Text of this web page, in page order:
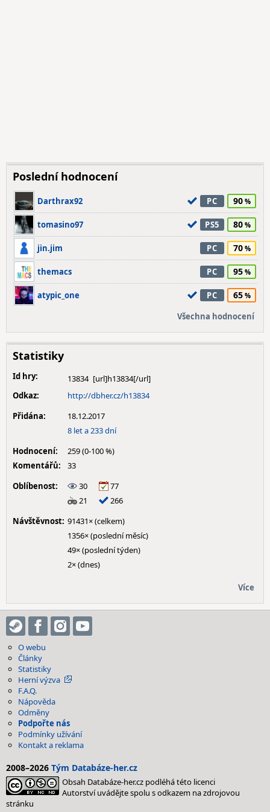
Poslední hodnocení
Darthrax92 PC 90
tomasino97 PS5 80
jin.jim PC 70
themacs PC 95
atypic_one PC 65
Všechna hodnocení
Statistiky
Id hry:
13834
Odkaz:
http://dbher.cz/h13834
Přidána:
18.12.2017
8 let a 233 dní
Hodnocení:
259 (0-100 %)
Komentářů:
33
Oblíbenost:
30
77
21
266
Návštěvnost: 91431× (celkem)
1356× (poslední měsíc)
49× (poslední týden)
2× (dnes)
Více
O webu
Články
Statistiky
Herní výzva
F.A.Q.
Nápověda
Odměny
Podpořte nás
Podmínky užívání
Kontakt a reklama
2008–2026 Tým Databáze-her.cz
Obsah Databáze-her.cz podléhá této licenci
Autorství uvádějte spolu s odkazem na zdrojovou
stránku